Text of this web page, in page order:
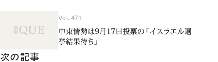
Vol. 471
中東情勢は9月17日投票の「イスラエル選
挙結果待ち」
次の記事